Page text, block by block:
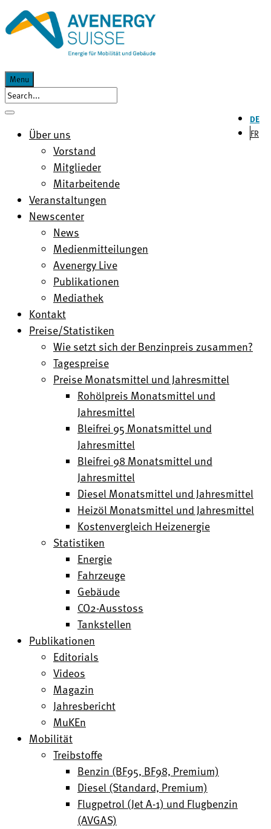
Menu
DE
FR
Über uns
Vorstand
Mitglieder
Mitarbeitende
Veranstaltungen
Newscenter
News
Medienmitteilungen
Avenergy Live
Publikationen
Mediathek
Kontakt
Preise/Statistiken
Wie setzt sich der Benzinpreis zusammen?
Tagespreise
Preise Monatsmittel und Jahresmittel
Rohölpreis Monatsmittel und
Jahresmittel
Bleifrei 95 Monatsmittel und
Jahresmittel
Bleifrei 98 Monatsmittel und
Jahresmittel
Diesel Monatsmittel und Jahresmittel
Heizöl Monatsmittel und Jahresmittel
Kostenvergleich Heizenergie
Statistiken
Energie
Fahrzeuge
Gebäude
CO2-Ausstoss
Tankstellen
Publikationen
Editorials
Videos
Magazin
Jahresbericht
MuKEn
Mobilität
Treibstoffe
Benzin (BF95, BF98, Premium)
Diesel (Standard, Premium)
Flugpetrol (Jet A-1) und Flugbenzin
(AVGAS)